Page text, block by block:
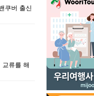
쿠버 출신
교류를 해